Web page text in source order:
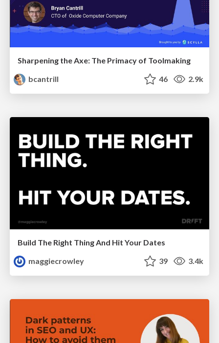
Sharpening the Axe: The Primacy of Toolmaking
bcantrill
46 2.9k
Build The Right Thing And Hit Your Dates
maggiecrowley
39 3.4k